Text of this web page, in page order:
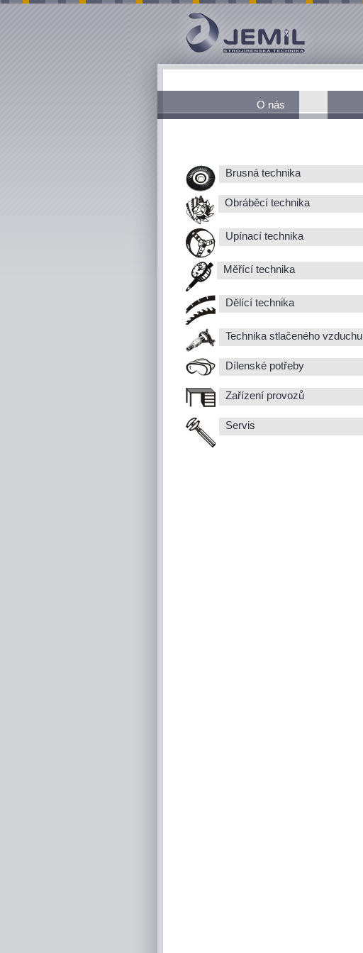
O nás
Brusná technika
Obráběcí technika
Upínací technika
Měřící technika
Dělící technika
Technika stlačeného vzduchu
Dílenské potřeby
Zařízení provozů
Servis